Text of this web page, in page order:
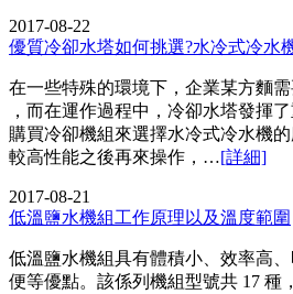
2017-08-22
優質冷卻水塔如何挑選?水冷式冷水
在一些特殊的環境下，企業某方麵
，而在運作過程中，冷卻水塔發揮
購買冷卻機組來選擇水冷式冷水機
較高性能之後再來操作，…[詳細]
2017-08-21
低溫鹽水機組工作原理以及溫度範圍
低溫鹽水機組具有體積小、效率高
便等優點。該係列機組型號共 17 種